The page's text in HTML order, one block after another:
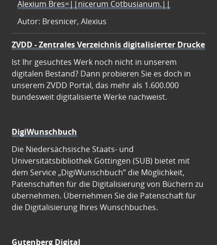
Alexium Bres=||nicerum Cotbusianum.||
Autor: Bresnicer, Alexius
ZVDD - Zentrales Verzeichnis digitalisierter Drucke
Ist Ihr gesuchtes Werk noch nicht in unserem
digitalen Bestand? Dann probieren Sie es doch in
unserem ZVDD Portal, das mehr als 1.600.000
bundesweit digitalisierte Werke nachweist.
DigiWunschbuch
Die Niedersächsische Staats- und
Universitätsbibliothek Göttingen (SUB) bietet mit
dem Service „DigiWunschbuch” die Möglichkeit,
Patenschaften für die Digitalisierung von Büchern zu
übernehmen. Übernehmen Sie die Patenschaft für
die Digitalisierung Ihres Wunschbuches.
Gutenberg Digital